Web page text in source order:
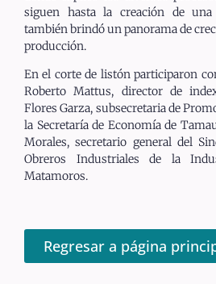
siguen hasta la creación de
también brindó un panorama de
producción.
En el corte de listón participaron
Roberto Mattus, director de
Flores Garza, subsecretaria de
la Secretaría de Economía de
Morales, secretario general del
Obreros Industriales de la
Matamoros.
Regresar a página